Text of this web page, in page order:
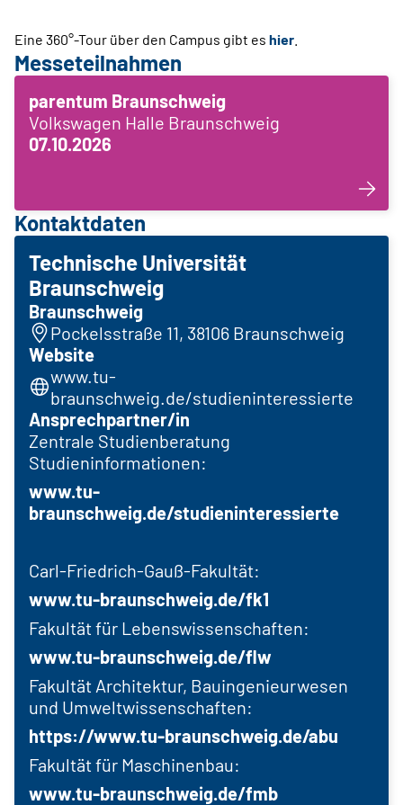
Eine 360°-Tour über den Campus gibt es hier
Messeteilnahmen
parentum Braunschweig
Volkswagen Halle Braunschweig
07.10.2026
Kontaktdaten
Technische Universität
Braunschweig
Braunschweig
Pockelsstraße 11, 38106 Braunschweig
Website
www.tu-
braunschweig.de/studieninteressierte
Ansprechpartner/in
Zentrale Studienberatung
Studieninformationen:
www.tu-
braunschweig.de/studieninteressierte
Carl-Friedrich-Gauß-Fakultät:
www.tu-braunschweig.de/fk1
Fakultät für Lebenswissenschaften:
www.tu-braunschweig.de/flw
Fakultät Architektur, Bauingenieurwesen
und Umweltwissenschaften:
https://www.tu-braunschweig.de/abu
Fakultät für Maschinenbau:
www.tu-braunschweig.de/fmb